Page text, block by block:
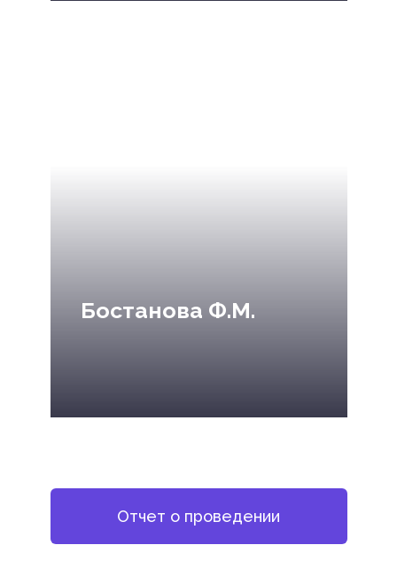
Бостанова Ф.М.
Отчет о проведении